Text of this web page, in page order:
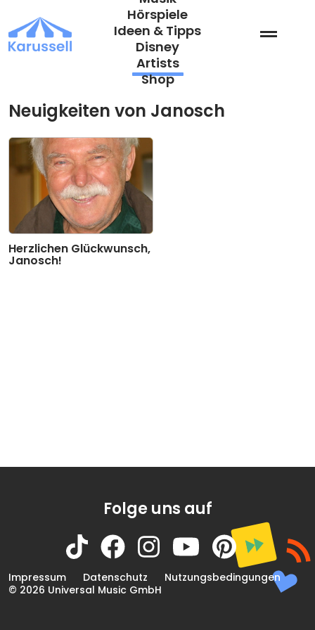
Inhalt
springen
Hörspiele
Ideen & Tipps
Disney
Artists
Shop
Neuigkeiten von Janosch
Herzlichen Glückwunsch,
Janosch!
Folge uns auf
Impressum Datenschutz
Nutzungsbedingungen
© 2026 Universal Music GmbH